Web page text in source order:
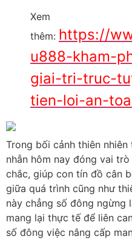
Xem
thêm: https://
u888-kham-
giai-tri-truc-
tien-loi-an-
Trong bối cảnh thiên
nhẫn hôm nay đóng vai
chắc, giúp con tín đồ cân
giữa quá trình cũng như
này chẳng số đông ngừng
mang lại thực tế để liên
số đông việc nâng cấp